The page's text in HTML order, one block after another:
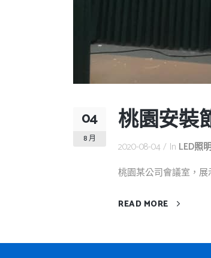
04
8 月
桃園安裝
2020-08-04 In LED照
桃園某公司會議室，展
READ MORE